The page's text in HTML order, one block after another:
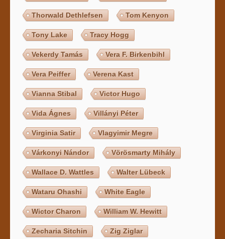
Thorwald Dethlefsen Tom Kenyon
Tony Lake Tracy Hogg
Vekerdy Tamás Vera F. Birkenbihl
Vera Peiffer Verena Kast
Vianna Stibal Victor Hugo
Vida Ágnes Villányi Péter
Virginia Satir Vlagyimir Megre
Várkonyi Nándor Vörösmarty Mihály
Wallace D. Wattles Walter Lübeck
Wataru Ohashi White Eagle
Wictor Charon William W. Hewitt
Zecharia Sitchin Zig Ziglar